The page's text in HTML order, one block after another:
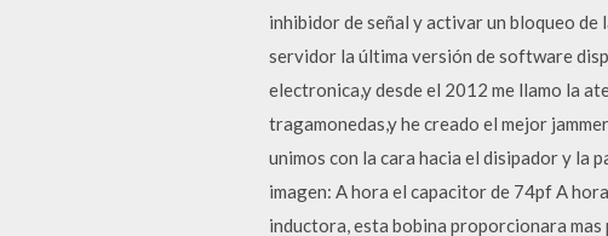
inhibidor de señal y activar un bloqueo de
servidor la última versión de software
electronica,y desde el 2012 me llamo la
tragamonedas,y he creado el mejor
unimos con la cara hacia el disipador y la
imagen: A hora el capacitor de 74pf A
inductora, esta bobina proporcionara mas